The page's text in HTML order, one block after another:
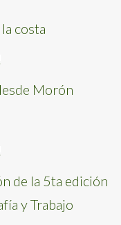
costa
Morón
de la 5ta edición
y Trabajo